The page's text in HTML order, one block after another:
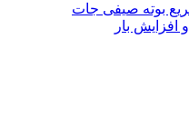
بوته صیفی جات
افزایش بار